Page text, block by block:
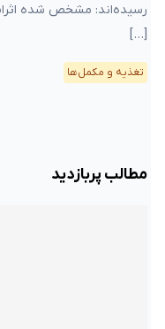
رسیده‌اند: مشخص شده
[…]
تغذیه و مکمل‌ها
مطالب پربازدید